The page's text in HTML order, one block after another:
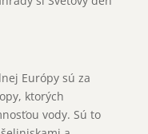
Európy sú za
ktorých
vody. Sú to